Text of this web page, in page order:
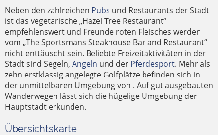
Neben den zahlreichen Pubs und Restaurants der Stadt
ist das vegetarische „Hazel Tree Restaurant“
empfehlenswert und Freunde roten Fleisches werden
vom „The Sportsmans Steakhouse Bar and Restaurant“
nicht enttäuscht sein. Beliebte Freizeitaktivitäten in der
Stadt sind Segeln, Angeln und der Pferdesport. Mehr als
zehn erstklassig angelegte Golfplätze befinden sich in
der unmittelbaren Umgebung von . Auf gut ausgebauten
Wanderwegen lässt sich die hügelige Umgebung der
Hauptstadt erkunden.
Übersichtskarte